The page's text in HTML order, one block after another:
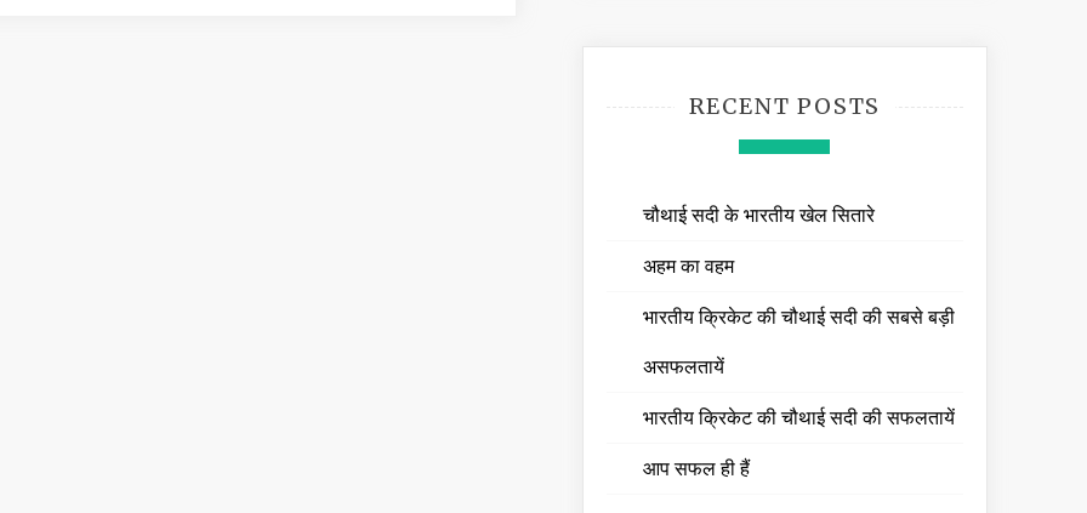
RECENT POSTS
चौथाई सदी के भारतीय खेल सितारे
अहम का वहम
भारतीय क्रिकेट की चौथाई सदी की सबसे बड़ी
असफलतायें
भारतीय क्रिकेट की चौथाई सदी की सफलतायें
आप सफल ही हैं